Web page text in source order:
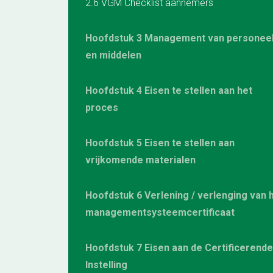
2.6 VGM Checklist aannemers
Hoofdstuk 3 Management van
en middelen
Hoofdstuk 4 Eisen te stellen aan het
proces
Hoofdstuk 5 Eisen te stellen aan
vrijkomende materialen
Hoofdstuk 6 Verlening / verlenging van
managementsysteemcertificaat
Hoofdstuk 7 Eisen aan de Certificerende
Instelling